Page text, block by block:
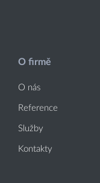
O firmě
O nás
Reference
Služby
Kontakty